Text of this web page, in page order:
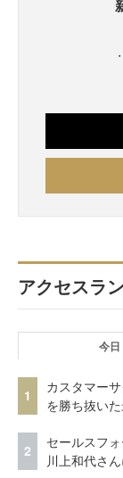
アクセスラ
今日
1
カスタマー
を勝ち抜い
2
セールスフ
川上和代さ